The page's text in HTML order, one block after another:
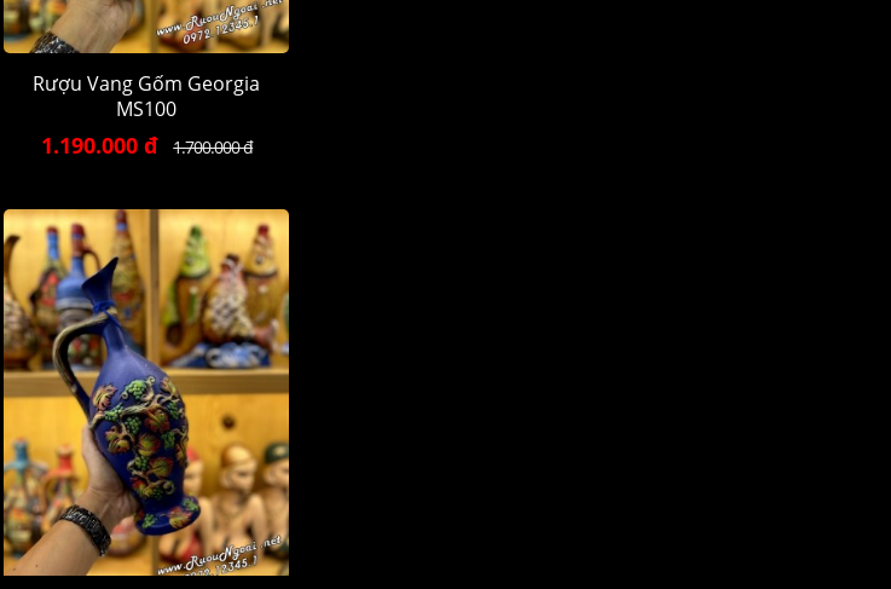
Rượu Vang Gốm Georgia
MS100
1.190.000 đ 1.700.000 đ